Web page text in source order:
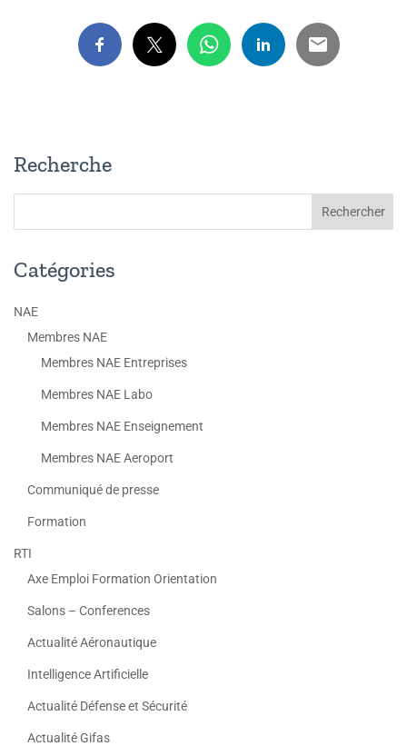
Recherche
Catégories
NAE
Membres NAE
Membres NAE Entreprises
Membres NAE Labo
Membres NAE Enseignement
Membres NAE Aeroport
Communiqué de presse
Formation
RTI
Axe Emploi Formation Orientation
Salons – Conferences
Actualité Aéronautique
Intelligence Artificielle
Actualité Défense et Sécurité
Actualité Gifas